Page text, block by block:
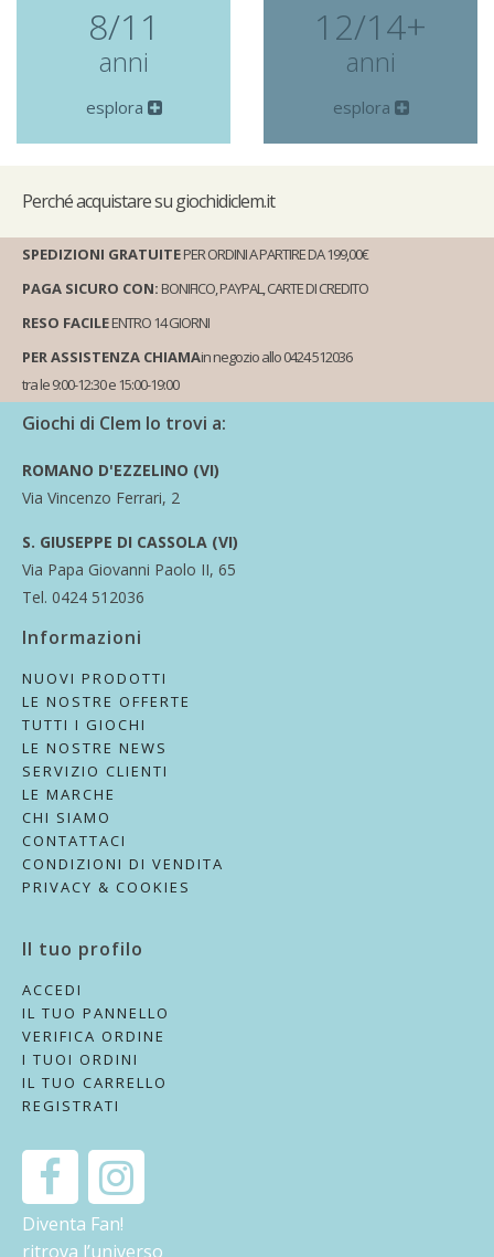
8/11
anni
esplora
12/14+
anni
esplora
Perchéacquistare su giochidiclem.it
SPEDIZIONI GRATUITEPER ORDINI A PARTIRE DA 199,00€
PAGA SICURO CON: BONIFICO, PAYPAL, CARTE DI CREDITO
RESO FACILEENTRO 14 GIORNI
PER ASSISTENZA CHIAMAin negozio allo 0424 512036
tra le 9:00-12:30 e 15:00-19:00
Giochi di Clem lo trovi a:
ROMANO D'EZZELINO (VI)
Via Vincenzo Ferrari, 2
S. GIUSEPPE DI CASSOLA (VI)
Via Papa Giovanni Paolo II, 65
Tel. 0424 512036
Informazioni
NUOVI PRODOTTI
LE NOSTRE OFFERTE
TUTTI I GIOCHI
LE NOSTRE NEWS
SERVIZIO CLIENTI
LE MARCHE
CHI SIAMO
CONTATTACI
CONDIZIONI DI VENDITA
PRIVACY & COOKIES
Il tuo profilo
ACCEDI
IL TUO PANNELLO
VERIFICA ORDINE
I TUOI ORDINI
IL TUO CARRELLO
REGISTRATI
Diventa Fan!
ritrova l’universo